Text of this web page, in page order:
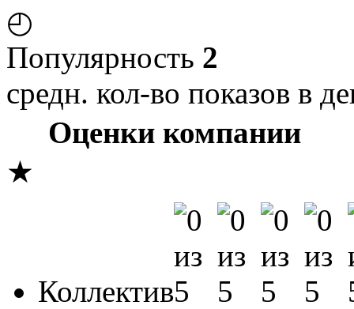
◴
Популярность 2
средн. кол-во показов в
Оценки компании
★
Коллектив